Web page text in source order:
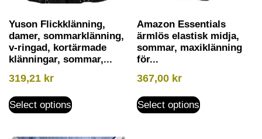
Yuson Flickklänning,
damer, sommarklänning,
v-ringad, kortärmade
klänningar, sommar,...
319,21 kr
Select options
Amazon Essentials
ärmlös elastisk midja,
sommar, maxiklänning
för...
367,00 kr
Select options